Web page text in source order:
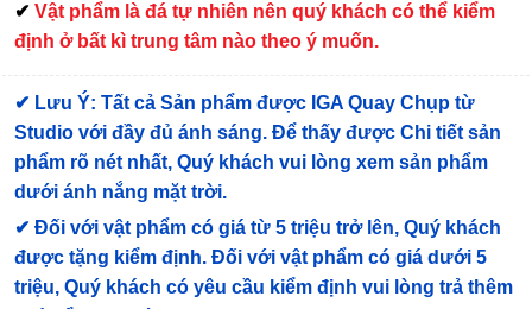
✔ Vật phẩm là đá tự nhiên nên quý khách có thể kiểm
định ở bất kì trung tâm nào theo ý muốn.
✔ Lưu Ý: Tất cả Sản phẩm được IGA Quay Chụp từ
Studio với đầy đủ ánh sáng. Để thấy được Chi tiết sản
phẩm rõ nét nhất, Quý khách vui lòng xem sản phẩm
dưới ánh nắng mặt trời.
✔ Đối với vật phẩm có giá từ 5 triệu trở lên, Quý khách
được tặng kiểm định. Đối với vật phẩm có giá dưới 5
triệu, Quý khách có yêu cầu kiểm định vui lòng trả thêm